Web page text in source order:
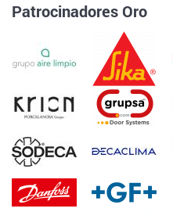
Patrocinadores Oro